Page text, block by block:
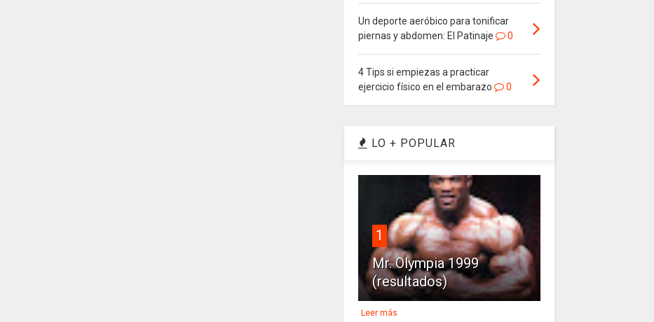
Un deporte aeróbico para tonificar
piernas y abdomen: El Patinaje
0
4 Tips si empiezas a practicar
ejercicio físico en el embarazo
0
LO + POPULAR
1
Mr. Olympia 1999
(resultados)
Leer más